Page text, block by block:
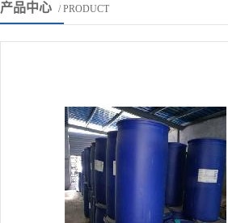
产品中心 / PRODUCT